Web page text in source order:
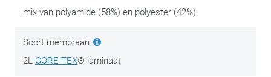
mix van polyamide (58%) en polyester (42%)
Soort membraan
2L GORE-TEX® laminaat